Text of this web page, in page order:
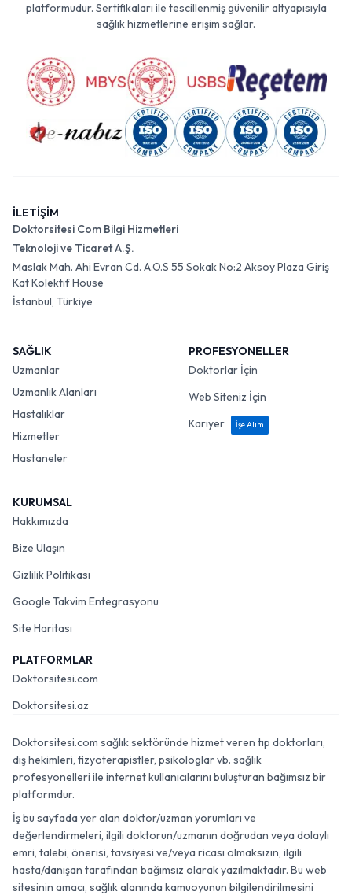
platformudur. Sertifikaları ile tescillenmiş güvenilir altyapısıyla
sağlık hizmetlerine erişim sağlar.
İLETİŞİM
Doktorsitesi Com Bilgi Hizmetleri
Teknoloji ve Ticaret A.Ş.
Maslak Mah. Ahi Evran Cd. A.O.S 55 Sokak No:2 Aksoy Plaza Giriş
Kat Kolektif House
İstanbul, Türkiye
SAĞLIK
Uzmanlar
Uzmanlık Alanları
Hastalıklar
Hizmetler
Hastaneler
PROFESYONELLER
Doktorlar İçin
Web Siteniz İçin
Kariyer
İşe Alım
KURUMSAL
Hakkımızda
Bize Ulaşın
Gizlilik Politikası
Google Takvim Entegrasyonu
Site Haritası
PLATFORMLAR
Doktorsitesi.com
Doktorsitesi.az
Doktorsitesi.com sağlık sektöründe hizmet veren tıp doktorları,
diş hekimleri, fizyoterapistler, psikologlar vb. sağlık
profesyonelleri ile internet kullanıcılarını buluşturan bağımsız bir
platformdur.
İş bu sayfada yer alan doktor/uzman yorumları ve
değerlendirmeleri, ilgili doktorun/uzmanın doğrudan veya dolaylı
emri, talebi, önerisi, tavsiyesi ve/veya ricası olmaksızın, ilgili
hasta/danışan tarafından bağımsız olarak yazılmaktadır. Bu web
sitesinin amacı, sağlık alanında kamuoyunun bilgilendirilmesini